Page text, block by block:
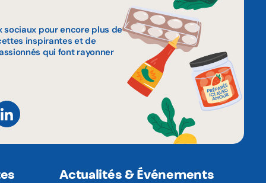
sociaux pour encore plus de
inspirantes et de
qui font rayonner
Actualités & Événements